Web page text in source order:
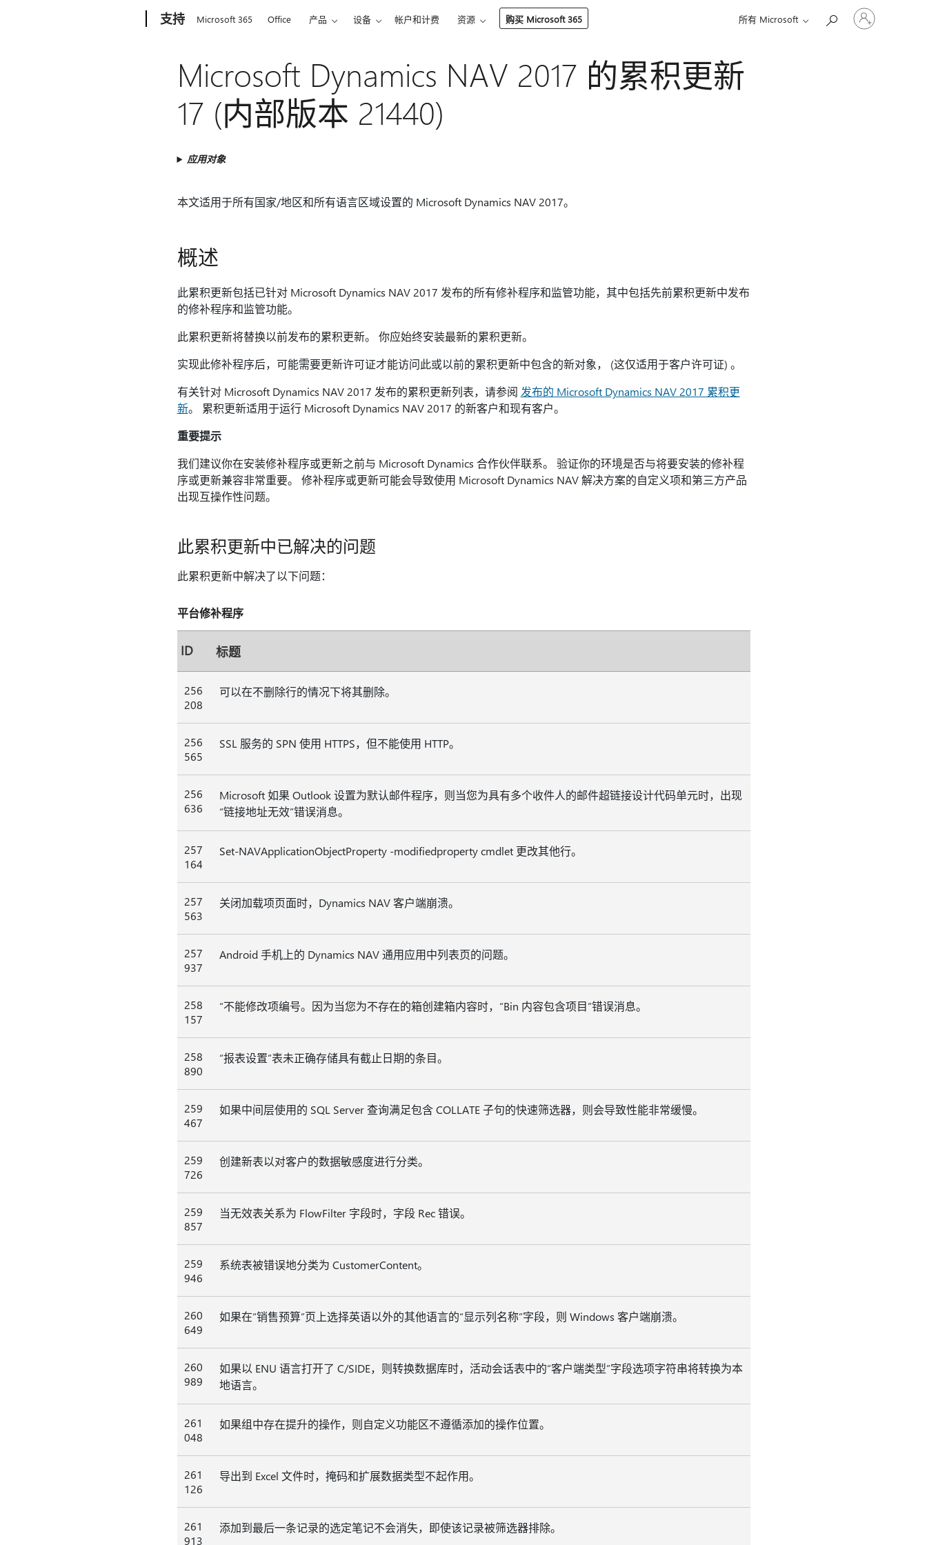
支持 Microsoft 365 Office 产品 设备 帐户和计费 资源 购买 Microsoft 365 所有 Microsoft
请
登
Microsoft Dynamics NAV 2017 的累积更新
17 (内部版本 21440)
应用对象
本文适用于所有国家/地区和所有语言区域设置的 Microsoft Dynamics NAV 2017。
概述
此累积更新包括已针对 Microsoft Dynamics NAV 2017 发布的所有修补程序和监管功能，其中包括先前累积更新中发布
的修补程序和监管功能。
此累积更新将替换以前发布的累积更新。 你应始终安装最新的累积更新。
实现此修补程序后，可能需要更新许可证才能访问此或以前的累积更新中包含的新对象， (这仅适用于客户许可证) 。
有关针对 Microsoft Dynamics NAV 2017 发布的累积更新列表，请参阅 发布的 Microsoft Dynamics NAV 2017 累积更
新。 累积更新适用于运行 Microsoft Dynamics NAV 2017 的新客户和现有客户。
重要提示
我们建议你在安装修补程序或更新之前与 Microsoft Dynamics 合作伙伴联系。 验证你的环境是否与将要安装的修补程
序或更新兼容非常重要。 修补程序或更新可能会导致使用 Microsoft Dynamics NAV 解决方案的自定义项和第三方产品
出现互操作性问题。
此累积更新中已解决的问题
此累积更新中解决了以下问题：
平台修补程序
ID 标题
256
208
可以在不删除行的情况下将其删除。
256
565
SSL 服务的 SPN 使用 HTTPS，但不能使用 HTTP。
256
636
Microsoft 如果 Outlook 设置为默认邮件程序，则当您为具有多个收件人的邮件超链接设计代码单元时，出现
“链接地址无效”错误消息。
257
164
Set-NAVApplicationObjectProperty -modifiedproperty cmdlet 更改其他行。
257
563
关闭加载项页面时，Dynamics NAV 客户端崩溃。
257
937
Android 手机上的 Dynamics NAV 通用应用中列表页的问题。
258
157
“不能修改项编号。因为当您为不存在的箱创建箱内容时，“Bin 内容包含项目”错误消息。
258
890
“报表设置”表未正确存储具有截止日期的条目。
259
467
如果中间层使用的 SQL Server 查询满足包含 COLLATE 子句的快速筛选器，则会导致性能非常缓慢。
259
726
创建新表以对客户的数据敏感度进行分类。
259
857
当无效表关系为 FlowFilter 字段时，字段 Rec 错误。
259
946
系统表被错误地分类为 CustomerContent。
260
649
如果在“销售预算”页上选择英语以外的其他语言的“显示列名称”字段，则 Windows 客户端崩溃。
260
989
如果以 ENU 语言打开了 C/SIDE，则转换数据库时，活动会话表中的“客户端类型”字段选项字符串将转换为本
地语言。
261
048
如果组中存在提升的操作，则自定义功能区不遵循添加的操作位置。
261
126
导出到 Excel 文件时，掩码和扩展数据类型不起作用。
261
913
添加到最后一条记录的选定笔记不会消失，即使该记录被筛选器排除。